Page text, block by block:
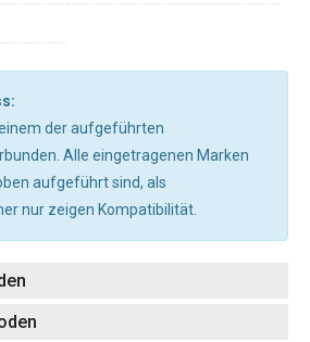
der aufgeführten
Alle eingetragenen Marken
aufgeführt sind, als
nur zeigen Kompatibilität.